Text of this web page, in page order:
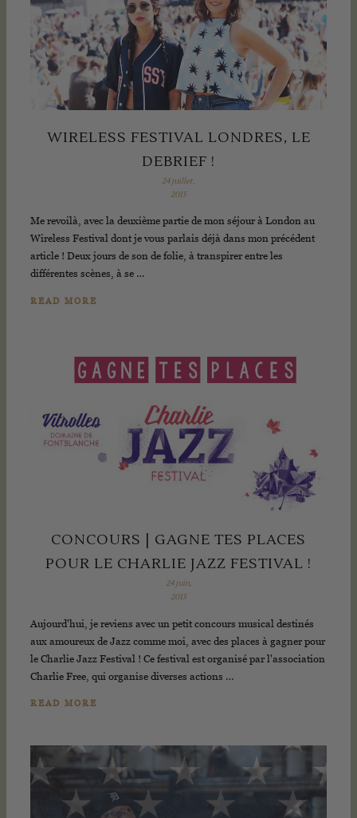
WIRELESS FESTIVAL LONDRES, LE
DEBRIEF !
24 juillet,
2015
Me revoilà, avec la deuxième partie de mon séjour à London au
Wireless Festival dont je vous parlais déjà dans mon précédent
article ! Deux jours de son de folie, à transpirer entre les
différentes scènes, à se …
READ MORE
CONCOURS | GAGNE TES PLACES
POUR LE CHARLIE JAZZ FESTIVAL !
24 juin,
2015
Aujourd'hui, je reviens avec un petit concours musical destinés
aux amoureux de Jazz comme moi, avec des places à gagner pour
le Charlie Jazz Festival ! Ce festival est organisé par l'association
Charlie Free, qui organise diverses actions …
READ MORE